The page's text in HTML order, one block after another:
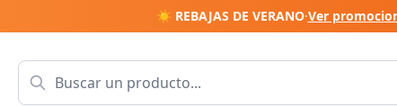
☀️ REBAJAS DE VERANO·Ver